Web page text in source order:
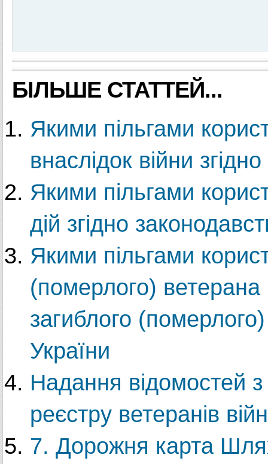
БІЛЬШЕ СТАТТЕЙ...
Якими пільгами
внаслідок війни
Якими пільгами
дій згідно
Якими пільгами
(померлого) ветерана
загиблого
України
Надання відомостей
реєстру ветеранів
7. Дорожня карта